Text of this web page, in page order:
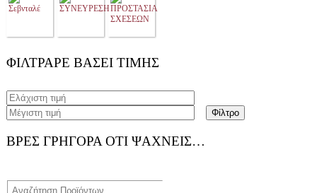
ΦΊΛΤΡΑΡΕ ΒΆΣΕΙ ΤΙΜΉΣ
Φίλτρο
ΒΡΕΣ ΓΡΗΓΟΡΑ ΟΤΙ ΨΑΧΝΕΙΣ…